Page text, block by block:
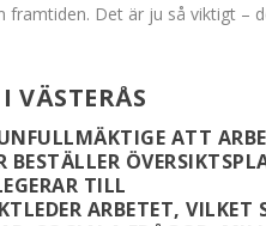
Det är ju så viktigt –
VÄSTERÅS
ATT
TILL
ARBETET, VILKET